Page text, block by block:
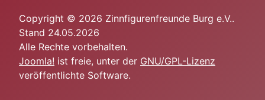
Copyright © 2026 Zinnfigurenfreunde Burg e.V..
Stand 24.05.2026
Alle Rechte vorbehalten.
Joomla! ist freie, unter der GNU/GPL-Lizenz
veröffentlichte Software.